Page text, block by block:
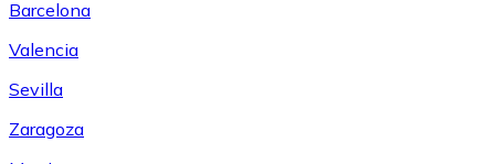
Barcelona
Valencia
Sevilla
Zaragoza